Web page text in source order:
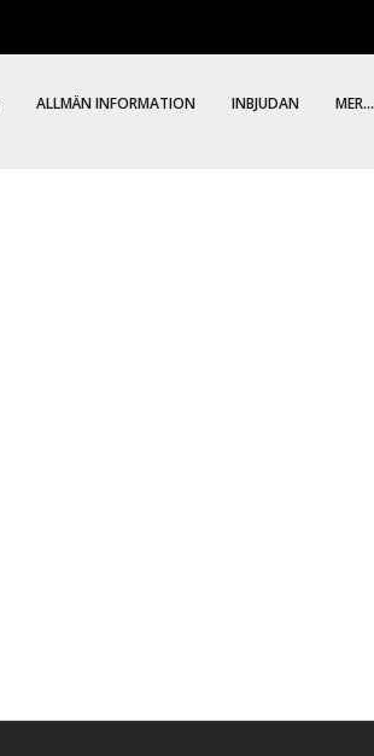
ALLMÄN INFORMATION INBJUDAN MER...